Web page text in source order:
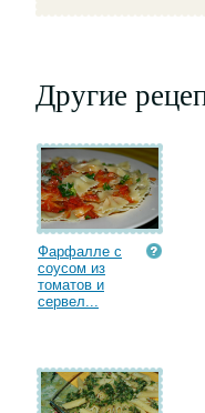
Другие
Фарфалле с
соусом из
томатов и
сервел...